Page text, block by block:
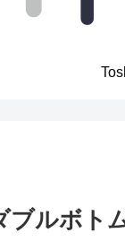
ブルボト